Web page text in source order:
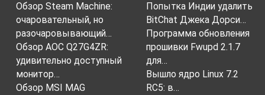
Обзор Steam Machine:
очаровательный, но
разочаровывающий…
Обзор AOC Q27G4ZR:
удивительно доступный
монитор…
Обзор MSI MAG
Попытка Индии удалить
BitChat Джека Дорси…
Программа обновления
прошивки Fwupd 2.1.7
для…
Вышло ядро ​​Linux 7.2
RC5: в…